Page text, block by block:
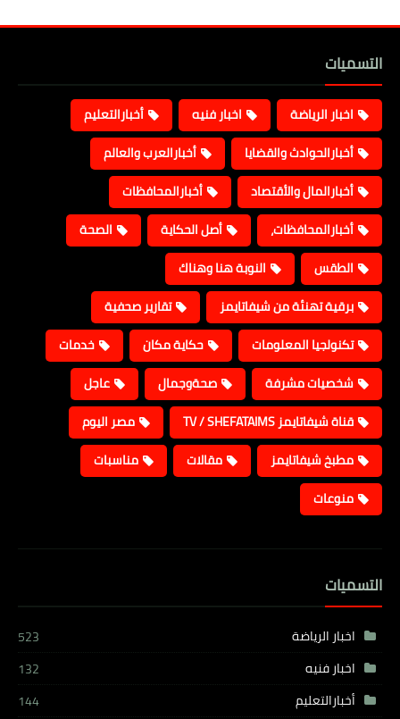
التسميات
اخبار الرياضة اخبار فنيه
أخبارالتعليم
أخبارالحوادث والقضايا
أخبارالعرب والعالم
أخبارالمال والأقتصاد
أخبارالمحافظات
أخبارالمحافظات،
أصل الحكاية
الصحة
الطقس
النوبة هنا وهناك
برقية تهنئة من شيفاتايمز
تقارير صحفية
تكنولجيا المعلومات
حكاية مكان
خدمات
شخصيات مشرفة
صحةوجمال
عاجل
قناة شيفاتايمز TV / SHEFATAIMS
مصر اليوم
مطبخ شيفاتايمز
مقالات
مناسبات
منوعات
التسميات
اخبار الرياضة
523
اخبار فنيه
132
أخبارالتعليم
144